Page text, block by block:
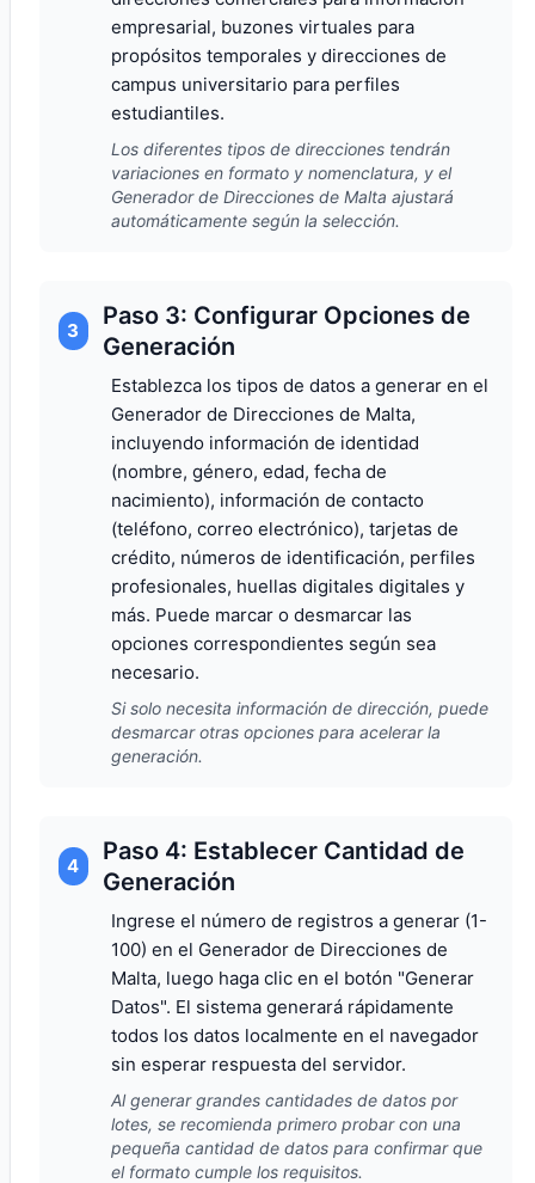
empresarial, buzones virtuales para
propósitos temporales y direcciones de
campus universitario para perfiles
estudiantiles.
Los diferentes tipos de direcciones tendrán
variaciones en formato y nomenclatura, y el
Generador de Direcciones de Malta ajustará
automáticamente según la selección.
3
Paso 3: Configurar Opciones de
Generación
Establezca los tipos de datos a generar en el
Generador de Direcciones de Malta,
incluyendo información de identidad
(nombre, género, edad, fecha de
nacimiento), información de contacto
(teléfono, correo electrónico), tarjetas de
crédito, números de identificación, perfiles
profesionales, huellas digitales digitales y
más. Puede marcar o desmarcar las
opciones correspondientes según sea
necesario.
Si solo necesita información de dirección, puede
desmarcar otras opciones para acelerar la
generación.
4
Paso 4: Establecer Cantidad de
Generación
Ingrese el número de registros a generar (1-
100) en el Generador de Direcciones de
Malta, luego haga clic en el botón "Generar
Datos". El sistema generará rápidamente
todos los datos localmente en el navegador
sin esperar respuesta del servidor.
Al generar grandes cantidades de datos por
lotes, se recomienda primero probar con una
pequeña cantidad de datos para confirmar que
el formato cumple los requisitos.